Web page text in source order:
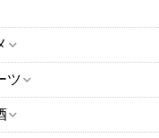
ツ